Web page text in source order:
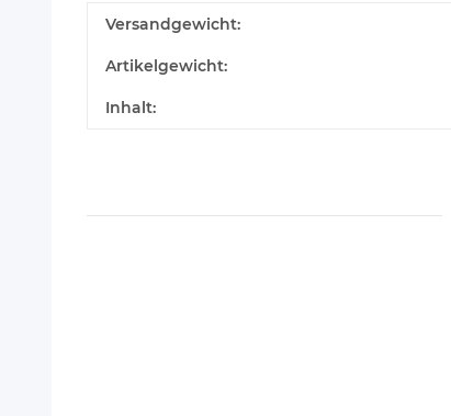
Versandgewicht:
Artikelgewicht:
Inhalt: